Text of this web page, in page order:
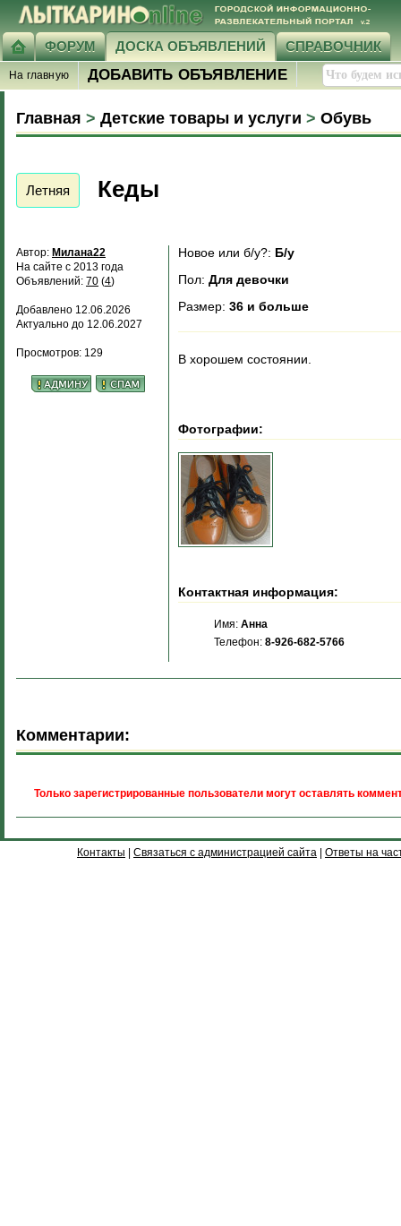
ФОРУМ ДОСКА ОБЪЯВЛЕНИЙ СПРАВОЧНИК
На главную ДОБАВИТЬ ОБЪЯВЛЕНИЕ
Главная > Детские товары и услуги > Обувь
Летняя Кеды
Автор: Милана22
На сайте с 2013 года
Объявлений: 70 (4)
Добавлено 12.06.2026
Актуально до 12.06.2027
Просмотров: 129
Новое или б/у?: Б/у
Пол: Для девочки
Размер: 36 и больше
В хорошем состоянии.
Фотографии:
Контактная информация:
Имя: Анна
Телефон: 8-926-682-5766
Комментарии:
Только зарегистрированные пользователи могут оставлять
Контакты Связаться с администрацией сайта Ответы на